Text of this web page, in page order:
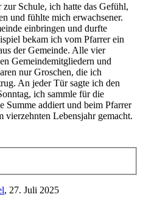
Schule, ich hatte das Gefühl,
und fühlte mich erwachsener.
einbringen und durfte
bekam ich vom Pfarrer ein
der Gemeinde. Alle vier
Gemeindemitgliedern und
nur Groschen, die ich
An jeder Tür sagte ich den
ich sammle für die
Summe addiert und beim Pfarrer
vierzehnten Lebensjahr gemacht.
, 27. Juli 2025